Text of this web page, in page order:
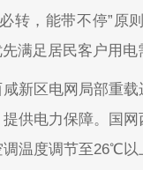
转，能带不停”原
满足居民客户用电
新区电网局部重
供电力保障。国
温度调节至26℃